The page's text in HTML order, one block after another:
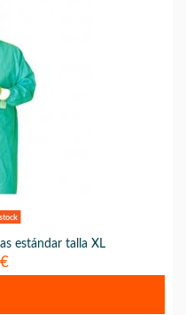
estándar talla XL